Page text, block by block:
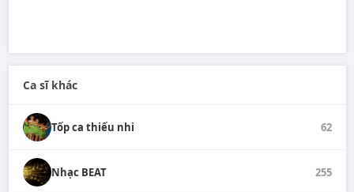
Ca sĩ khác
Tốp ca thiếu nhi 62
Nhạc BEAT 255